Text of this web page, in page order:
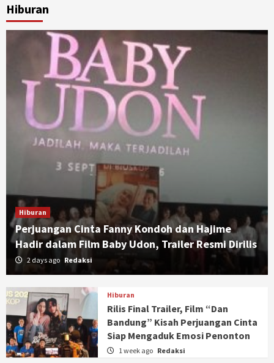
Hiburan
Hiburan
Perjuangan Cinta Fanny Kondoh dan Hajime
Hadir dalam Film Baby Udon, Trailer Resmi Dirilis
2 days ago Redaksi
Hiburan
Rilis Final Trailer, Film “Dan
Bandung” Kisah Perjuangan Cinta
Siap Mengaduk Emosi Penonton
1 week ago Redaksi